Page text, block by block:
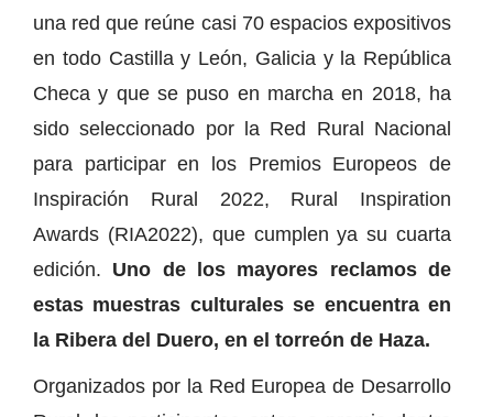
una red que reúne casi 70 espacios expositivos
en todo Castilla y León, Galicia y la República
Checa y que se puso en marcha en 2018, ha
sido seleccionado por la Red Rural Nacional
para participar en los Premios Europeos de
Inspiración Rural 2022, Rural Inspiration
Awards (RIA2022), que cumplen ya su cuarta
edición. Uno de los mayores reclamos de
estas muestras culturales se encuentra en
la Ribera del Duero, en el torreón de Haza.
Organizados por la Red Europea de Desarrollo